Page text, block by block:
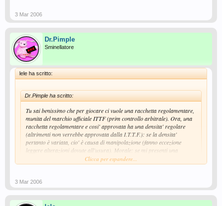
inferiore a quanto stabilisce il regolamento, vuol dire che è successo
qualcosa di anomalo e pertanto, personalmente, ti invito a non giocare con
quella racchetta. Chiaro ?
3 Mar 2006
Dr.Pimple
Sminellatore
lele ha scritto:
Dr.Pimple ha scritto:
Tu sai benissimo che per giocare ci vuole una racchetta regolamentare,
munita del marchio ufficiale ITTF (prim controllo arbitrale). Ora, una
racchetta regolamentare e cosi' approvata ha una densita' regolare
(altrimenti non verrebbe approvata dalla I.T.T.F.): se la densita'
pertanto è variata, cio' è causa di manipolazione (fanno eccezione
leggere alterazioni dovute all'usura). Morale: se mi presenti una
racchetta con una densita' inferiore a quanto stabilisce il regolamento,
vuol dire che è successo qualcosa di anomalo e pertanto,
non è cosi :
Clicca per espandere...
3 Mar 2006